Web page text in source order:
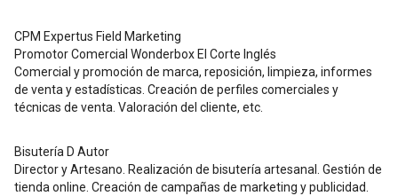
CPM Expertus Field Marketing
Promotor Comercial Wonderbox El Corte Inglés
Comercial y promoción de marca, reposición, limpieza, informes
de venta y estadísticas. Creación de perfiles comerciales y
técnicas de venta. Valoración del cliente, etc.
Bisutería D Autor
Director y Artesano. Realización de bisutería artesanal. Gestión de
tienda online. Creación de campañas de marketing y publicidad.